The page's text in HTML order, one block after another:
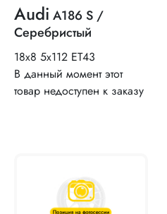
Audi A186 S /
Серебристый
18x8 5x112 ET43
В данный момент этот
товар недоступен к заказу